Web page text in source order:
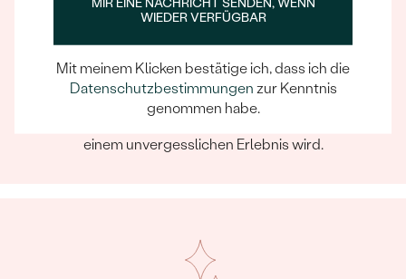
weiterempfehlen kann!
Ein Eppi-sches Erlebnis
Wenn Sie online oder persönlich einkaufen, können Sie
sich darauf verlassen, dass unser Team dafür sorgt,
einem unvergesslichen Erlebnis wird.
MIR EINE NACHRICHT SENDEN, WENN
WIEDER VERFÜGBAR
Mit meinem Klicken bestätige ich, dass ich die
Datenschutzbestimmungen zur Kenntnis
genommen habe.